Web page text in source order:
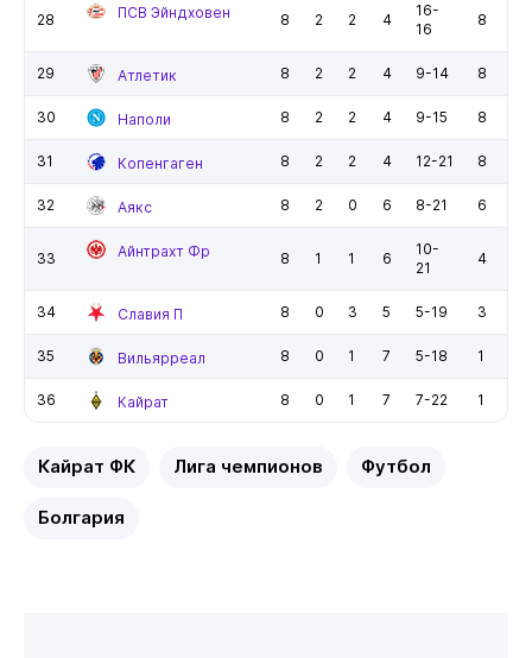
28 ПСВ Эйндховен 8 2 2 4
16-
16
8
29 Атлетик 8 2 2 4 9-14 8
30 Наполи 8 2 2 4 9-15 8
31 Копенгаген 8 2 2 4 12-21 8
32 Аякс 8 2 0 6 8-21 6
33 Айнтрахт Фр 8 1 1 6
10-
21
4
34 Славия П 8 0 3 5 5-19 3
35 Вильярреал 8 0 1 7 5-18 1
36 Кайрат 8 0 1 7 7-22 1
Кайрат ФК Лига чемпионов Футбол
Болгария